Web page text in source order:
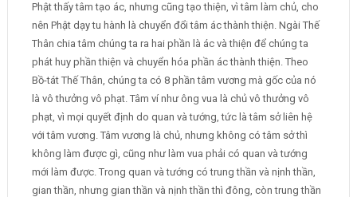
Phật thấy tâm tạo ác, nhưng cũng tạo thiện, vì tâm làm chủ, cho
nên Phật dạy tu hành là chuyển đổi tâm ác thành thiện. Ngài Thế
Thân chia tâm chúng ta ra hai phần là ác và thiện để chúng ta
phát huy phần thiện và chuyển hóa phần ác thành thiện. Theo
Bồ-tát Thế Thân, chúng ta có 8 phần tâm vương mà gốc của nó
là vô thưởng vô phạt. Tâm ví như ông vua là chủ vô thưởng vô
phạt, vì mọi quyết định do quan và tướng, tức là tâm sở liên hệ
với tâm vương. Tâm vương là chủ, nhưng không có tâm sở thì
không làm được gì, cũng như làm vua phải có quan và tướng
mới làm được. Trong quan và tướng có trung thần và nịnh thần,
gian thần, nhưng gian thần và nịnh thần thì đông, còn trung thần